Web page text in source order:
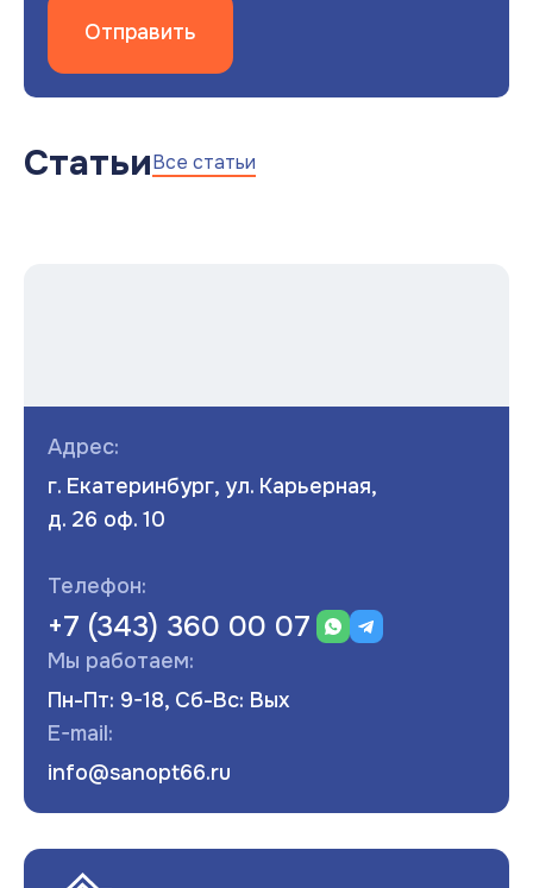
Отправить
СтатьиВсе статьи
Адрес:
г. Екатеринбург, ул. Карьерная,
д. 26 оф. 10
Телефон:
+7 (343) 360 00 07
Мы работаем:
Пн-Пт: 9-18, Сб-Вс: Вых
E-mail:
info@sanopt66.ru